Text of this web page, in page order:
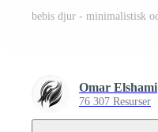
Omar Elshami
76 307 Resurser